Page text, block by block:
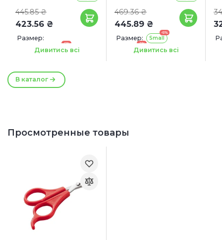
В каталог
445.85 ₴
423.56 ₴
Размер:
-5%
18.3 x 4.5 x 1.8 см
Дивитись всі
469.36 ₴
445.89 ₴
Размер:
-5%
Small
-5%
MediumДивитись всі
Просмотренные товары